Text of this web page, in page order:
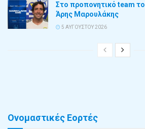
Στο προπονητικό team
Άρης Μαρουλάκης
5 ΑΥΓΟΎΣΤΟΥ 2026
Ονομαστικές Εορτές